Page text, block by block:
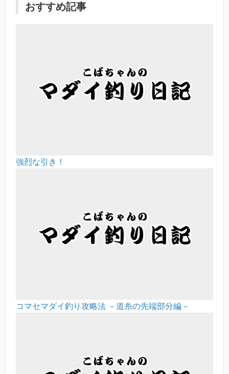
おすすめ記事
強烈な引き！
コマセマダイ釣り攻略法 －道糸の先端部分編－